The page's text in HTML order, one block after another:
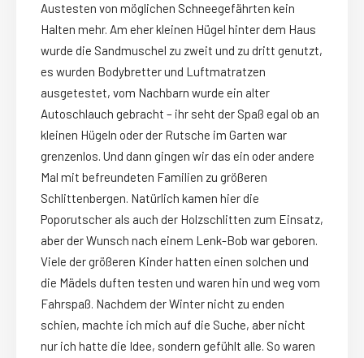
Austesten von möglichen Schneegefährten kein
Halten mehr. Am eher kleinen Hügel hinter dem Haus
wurde die Sandmuschel zu zweit und zu dritt genutzt,
es wurden Bodybretter und Luftmatratzen
ausgetestet, vom Nachbarn wurde ein alter
Autoschlauch gebracht – ihr seht der Spaß egal ob an
kleinen Hügeln oder der Rutsche im Garten war
grenzenlos. Und dann gingen wir das ein oder andere
Mal mit befreundeten Familien zu größeren
Schlittenbergen. Natürlich kamen hier die
Poporutscher als auch der Holzschlitten zum Einsatz,
aber der Wunsch nach einem Lenk-Bob war geboren.
Viele der größeren Kinder hatten einen solchen und
die Mädels duften testen und waren hin und weg vom
Fahrspaß. Nachdem der Winter nicht zu enden
schien, machte ich mich auf die Suche, aber nicht
nur ich hatte die Idee, sondern gefühlt alle. So waren